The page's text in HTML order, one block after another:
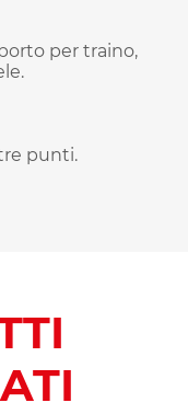
per traino,
punti.